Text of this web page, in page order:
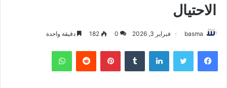
الاحتيال
basma فبراير 3, 2026 0
182 دقيقة واحدة
فيسبوك تويتر لينكدإن بينتيريست واتساب